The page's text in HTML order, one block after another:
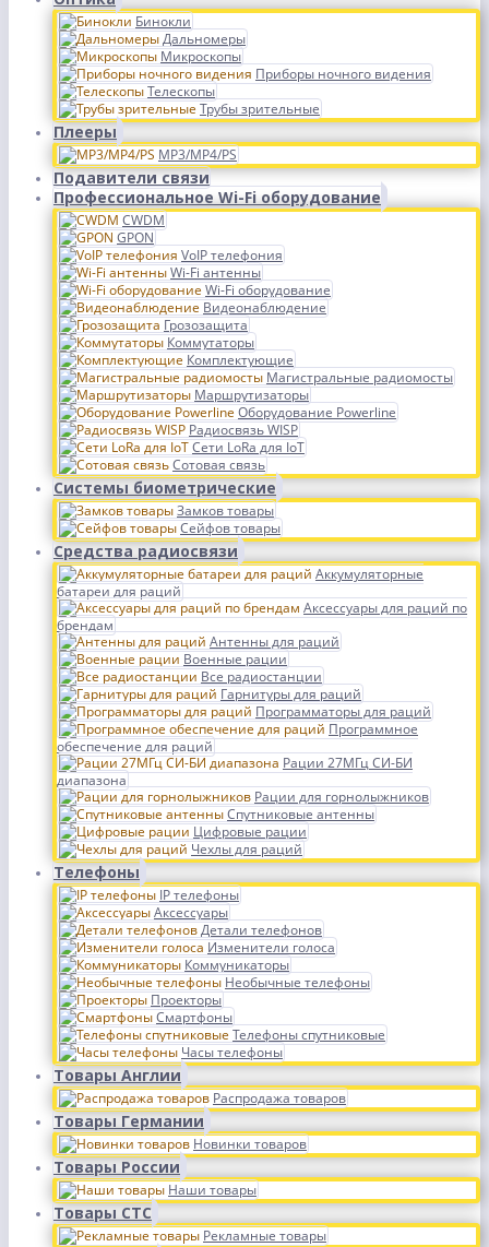
Бинокли
Дальномеры
Микроскопы
Приборы ночного видения
Телескопы
Трубы зрительные
Плееры
MP3/MP4/PS
Подавители связи
Профессиональное Wi-Fi оборудование
CWDM
GPON
VoIP телефония
Wi-Fi антенны
Wi-Fi оборудование
Видеонаблюдение
Грозозащита
Коммутаторы
Комплектующие
Магистральные радиомосты
Маршрутизаторы
Оборудование Powerline
Радиосвязь WISP
Сети LoRa для IoT
Сотовая связь
Системы биометрические
Замков товары
Сейфов товары
Средства радиосвязи
Аккумуляторные
батареи для раций
Аксессуары для раций по
брендам
Антенны для раций
Военные рации
Все радиостанции
Гарнитуры для раций
Программаторы для раций
Программное
обеспечение для раций
Рации 27МГц СИ-БИ
диапазона
Рации для горнолыжников
Спутниковые антенны
Цифровые рации
Чехлы для раций
Телефоны
IP телефоны
Аксессуары
Детали телефонов
Изменители голоса
Коммуникаторы
Необычные телефоны
Проекторы
Смартфоны
Телефоны спутниковые
Часы телефоны
Товары Англии
Распродажа товаров
Товары Германии
Новинки товаров
Товары России
Наши товары
Товары СТС
Рекламные товары